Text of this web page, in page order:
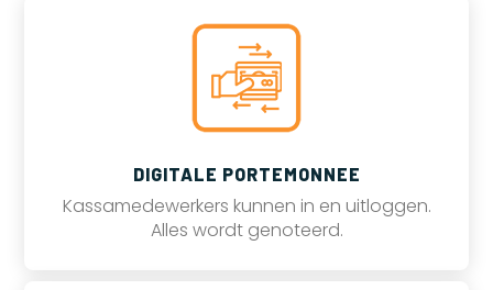
DIGITALE PORTEMONNEE
Kassamedewerkers kunnen in en uitloggen.
Alles wordt genoteerd.